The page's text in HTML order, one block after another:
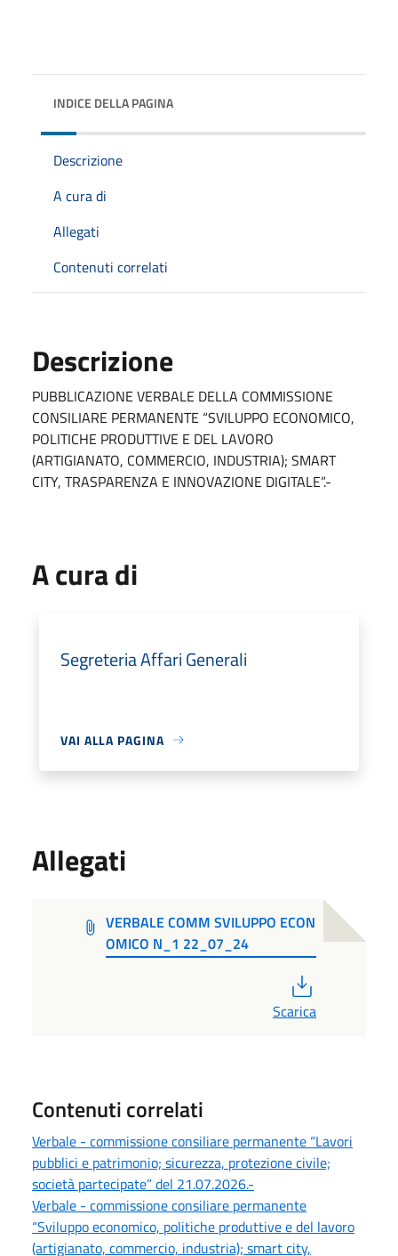
INDICE DELLA PAGINA
Descrizione
A cura di
Allegati
Contenuti correlati
Descrizione
PUBBLICAZIONE VERBALE DELLA COMMISSIONE
CONSILIARE PERMANENTE “SVILUPPO ECONOMICO,
POLITICHE PRODUTTIVE E DEL LAVORO
(ARTIGIANATO, COMMERCIO, INDUSTRIA); SMART
CITY, TRASPARENZA E INNOVAZIONE DIGITALE”.-
A cura di
Segreteria Affari Generali
VAI ALLA PAGINA
Allegati
VERBALE COMM SVILUPPO ECON
OMICO N_1 22_07_24
Scarica
Contenuti correlati
Verbale - commissione consiliare permanente “Lavori
pubblici e patrimonio; sicurezza, protezione civile;
società partecipate” del 21.07.2026.-
Verbale - commissione consiliare permanente
“Sviluppo economico, politiche produttive e del lavoro
(artigianato, commercio, industria); smart city,